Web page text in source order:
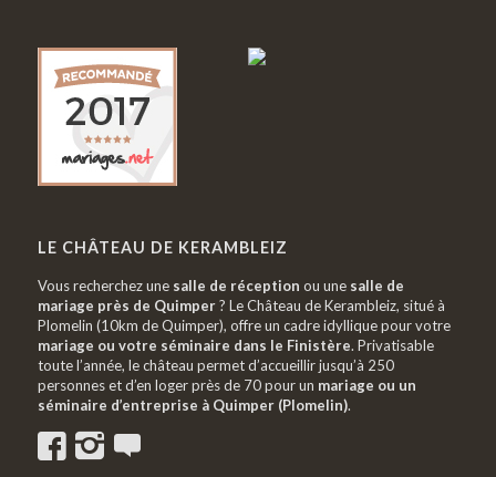
LE CHÂTEAU DE KERAMBLEIZ
Vous recherchez une salle de réception ou une salle de
mariage près de Quimper? Le Château de Kerambleiz, situé à
Plomelin (10km de Quimper), offre un cadre idyllique pour votre
mariage ou votre séminaire dans le Finistère. Privatisable
toute l’année, le château permet d’accueillir jusqu’à 250
personnes et d’en loger près de 70 pour un mariage ou un
séminaire d’entreprise à Quimper (Plomelin).